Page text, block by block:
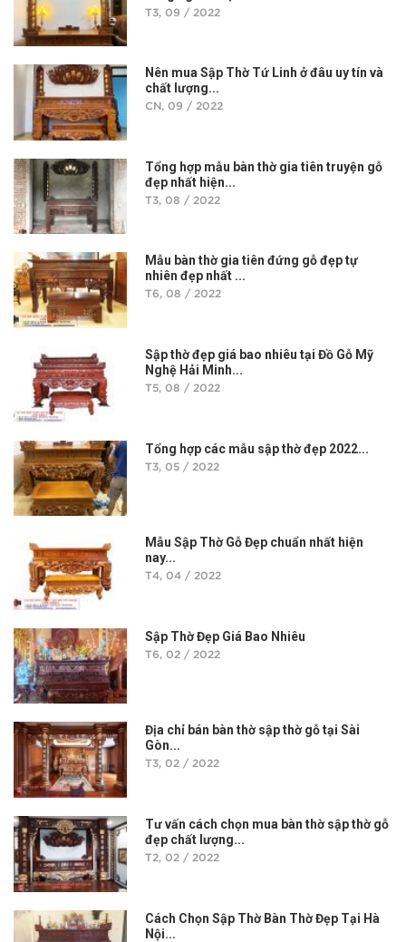
T3, 09 / 2022
Nên mua Sập Thờ Tứ Linh ở đâu uy tín và
chất lượng...
CN, 09 / 2022
Tổng hợp mẫu bàn thờ gia tiên truyện gỗ
đẹp nhất hiện...
T3, 08 / 2022
Mẫu bàn thờ gia tiên đứng gỗ đẹp tự
nhiên đẹp nhất ...
T6, 08 / 2022
Sập thờ đẹp giá bao nhiêu tại Đồ Gỗ Mỹ
Nghệ Hải Minh...
T5, 08 / 2022
Tổng hợp các mẫu sập thờ đẹp 2022...
T3, 05 / 2022
Mẫu Sập Thờ Gỗ Đẹp chuẩn nhất hiện
nay...
T4, 04 / 2022
Sập Thờ Đẹp Giá Bao Nhiêu
T6, 02 / 2022
Địa chỉ bán bàn thờ sập thờ gỗ tại Sài
Gòn...
T3, 02 / 2022
Tư vấn cách chọn mua bàn thờ sập thờ gỗ
đẹp chất lượng...
T2, 02 / 2022
Cách Chọn Sập Thờ Bàn Thờ Đẹp Tại Hà
Nội...